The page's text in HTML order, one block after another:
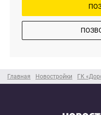
Главная Новостройки ГК